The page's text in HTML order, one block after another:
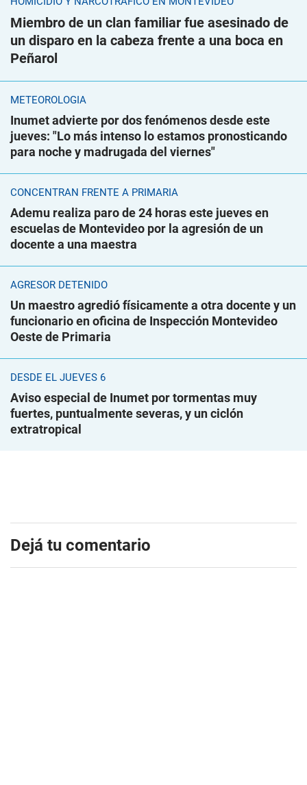
Miembro de un clan familiar fue asesinado de
un disparo en la cabeza frente a una boca en
Peñarol
METEOROLOGÍA
Inumet advierte por dos fenómenos desde este
jueves: "Lo más intenso lo estamos pronosticando
para noche y madrugada del viernes"
CONCENTRAN FRENTE A PRIMARIA
Ademu realiza paro de 24 horas este jueves en
escuelas de Montevideo por la agresión de un
docente a una maestra
AGRESOR DETENIDO
Un maestro agredió físicamente a otra docente y un
funcionario en oficina de Inspección Montevideo
Oeste de Primaria
DESDE EL JUEVES 6
Aviso especial de Inumet por tormentas muy
fuertes, puntualmente severas, y un ciclón
extratropical
Dejá tu comentario